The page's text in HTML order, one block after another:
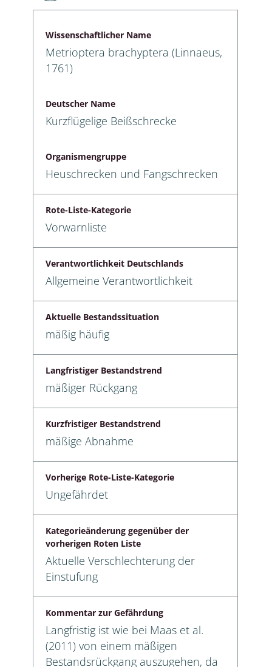
Wissenschaftlicher Name
Metrioptera brachyptera (Linnaeus,
1761)
Deutscher Name
Kurzflügelige Beißschrecke
Organismengruppe
Heuschrecken und Fangschrecken
Rote-Liste-Kategorie
Vorwarnliste
Verantwortlichkeit Deutschlands
Allgemeine Verantwortlichkeit
Aktuelle Bestandssituation
mäßig häufig
Langfristiger Bestandstrend
mäßiger Rückgang
Kurzfristiger Bestandstrend
mäßige Abnahme
Vorherige Rote-Liste-Kategorie
Ungefährdet
Kategorieänderung gegenüber der
vorherigen Roten Liste
Aktuelle Verschlechterung der
Einstufung
Kommentar zur Gefährdung
Langfristig ist wie bei Maas et al.
(2011) von einem mäßigen
Bestandsrückgang auszugehen, da